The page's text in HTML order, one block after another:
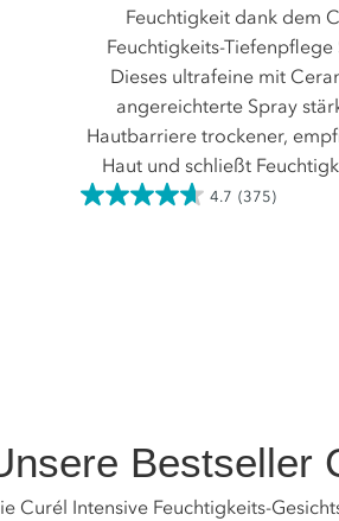
Feuchtigkeit dank dem
Feuchtigkeits-Tiefenpflege
Dieses ultrafeine mit
angereichterte Spray
Hautbarriere trockener,
Haut und schließt
4.7 (375)
4.7
Bestseller
Curél Intensive Feuchtigkeits-